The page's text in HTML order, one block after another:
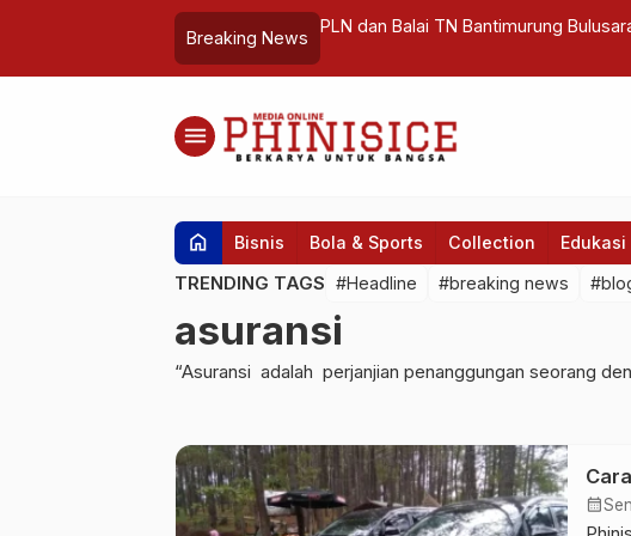
Breaking News
PLN dan Balai TN Bantimurung
menu
home Bisnis Bola & Sports Collection Edukasi
TRENDING TAGS #Headline #breaking news
asuransi
“Asuransi adalah perjanjian penanggungan seorang
calendar_month